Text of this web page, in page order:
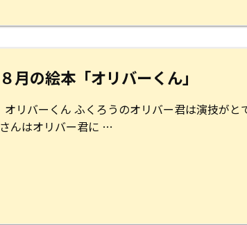
８月の絵本「オリバーくん」
オリバーくん ふくろうのオリバー君は演技がと
さんはオリバー君に …